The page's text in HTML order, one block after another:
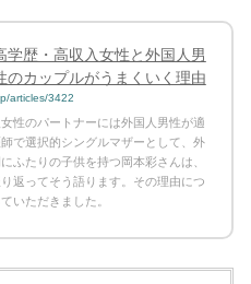
学歴・高収入女性と外国人男
のカップルがうまくいく理由
articles/3422
性のパートナーには外国人男性が適
で選択的シングルマザーとして、外
ふたりの子供を持つ岡本彩さんは、
返ってそう語ります。その理由につ
いただきました。